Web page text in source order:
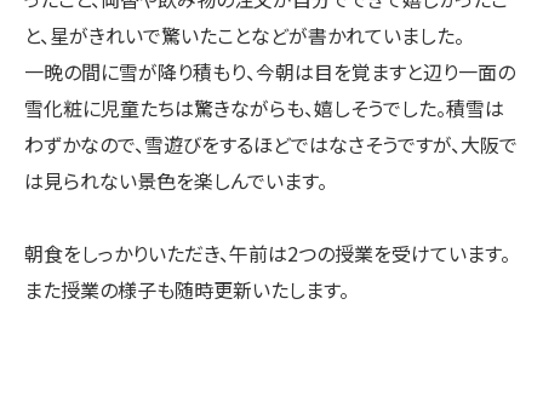
と、星がきれいで驚いたことなどが書かれていました。
一晩の間に雪が降り積もり、今朝は目を覚ますと辺り一面の
雪化粧に児童たちは驚きながらも、嬉しそうでした。積雪は
わずかなので、雪遊びをするほどではなさそうですが、大阪で
は見られない景色を楽しんでいます。
朝食をしっかりいただき、午前は2つの授業を受けています。
また授業の様子も随時更新いたします。